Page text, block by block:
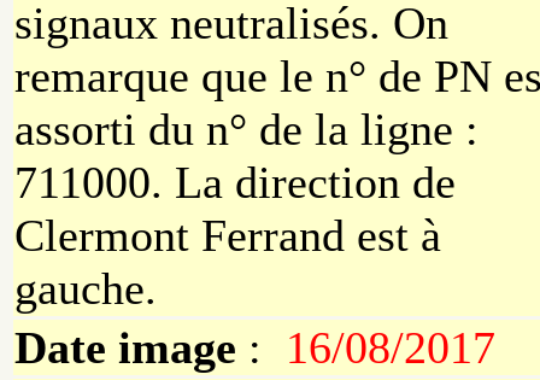
signaux neutralisés. On
remarque que le n° de PN
assorti du n° de la ligne :
711000. La direction de
Clermont Ferrand est à
gauche.
Date image : 16/08/2017